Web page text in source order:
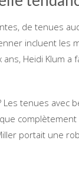
de tenues
incluent les
Heidi Klum a
tenues avec
portait une